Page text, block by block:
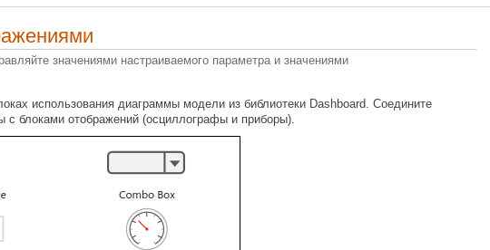
значениями настраиваемого параметра и значениями
использования диаграммы модели из библиотеки Dashboard. Соедините
с блоками отображений (осциллографы и приборы).